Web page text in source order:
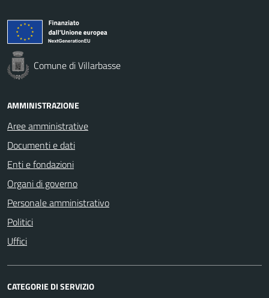
Comune di Villarbasse
AMMINISTRAZIONE
Aree amministrative
Documenti e dati
Enti e fondazioni
Organi di governo
Personale amministrativo
Politici
Uffici
CATEGORIE DI SERVIZIO